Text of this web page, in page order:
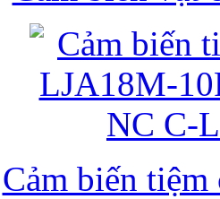
Cảm biến